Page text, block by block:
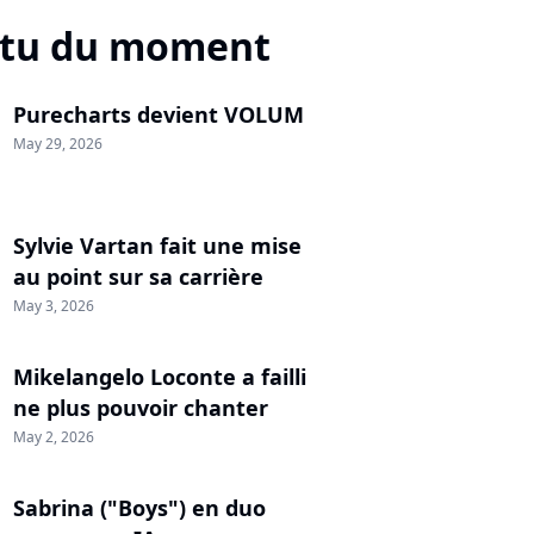
du moment
Purecharts devient VOLUM
May 29, 2026
Sylvie Vartan fait une mise
au point sur sa carrière
May 3, 2026
Mikelangelo Loconte a failli
ne plus pouvoir chanter
May 2, 2026
Sabrina ("Boys") en duo